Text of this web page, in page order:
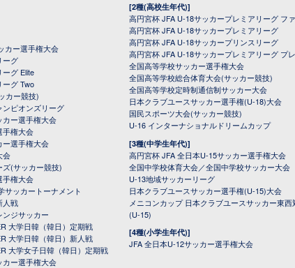
カー選手権大会
ーグ
グ Elite
ーグ Two
カー競技)
ピオンズリーグ
ー選手権大会
手権大会
ー選手権大会
会
(サッカー競技)
手権大会
サッカートーナメント
人戦
ジサッカー
大学日韓（韓日）定期戦
大学日韓（韓日）新人戦
大学女子日韓（韓日）定期戦
ー選手権大会
[2種(高校生年代)]
高円宮杯 JFA U-18サッカープレミアリーグ フ
高円宮杯 JFA U-18サッカープレミアリーグ
高円宮杯 JFA U-18サッカープリンスリーグ
高円宮杯 JFA U-18サッカープレミアリーグ プ
全国高等学校サッカー選手権大会
全国高等学校総合体育大会(サッカー競技)
全国高等学校定時制通信制サッカー大会
日本クラブユースサッカー選手権(U-18)大会
国民スポーツ大会(サッカー競技)
U-16 インターナショナルドリームカップ
[3種(中学生年代)]
高円宮杯 JFA 全日本U-15サッカー選手権大会
全国中学校体育大会／全国中学校サッカー大会
U-13地域サッカーリーグ
日本クラブユースサッカー選手権(U-15)大会
メニコンカップ 日本クラブユースサッカー東西
(U-15)
[4種(小学生年代)]
JFA 全日本U-12サッカー選手権大会